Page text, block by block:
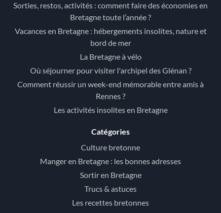
Sorties, restos, activités : comment faire des économies en
Bretagne toute l’année ?
Vacances en Bretagne : hébergements insolites, nature et
bord de mer
La Bretagne à vélo
Où séjourner pour visiter l'archipel des Glénan ?
Comment réussir un week-end mémorable entre amis à
Rennes ?
Les activités insolites en Bretagne
Catégories
Culture bretonne
Manger en Bretagne : les bonnes adresses
Sortir en Bretagne
Trucs & astuces
Les recettes bretonnes